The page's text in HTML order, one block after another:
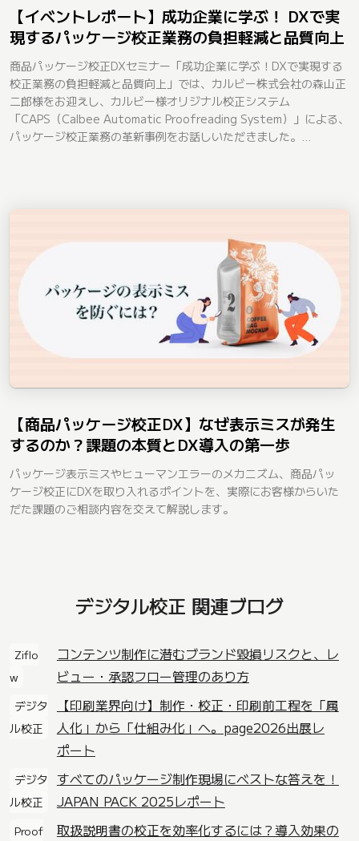
【イベントレポート】成功企業に学ぶ！ DXで実
現するパッケージ校正業務の負担軽減と品質向上
商品パッケージ校正DXセミナー「成功企業に学ぶ！DXで実現する
校正業務の負担軽減と品質向上」では、カルビー株式会社の森山正
二郎様をお迎えし、カルビー様オリジナル校正システム
「CAPS（Calbee Automatic Proofreading System）」による、
パッケージ校正業務の革新事例をお話しいただきました。...
【商品パッケージ校正DX】なぜ表示ミスが発生
するのか？課題の本質とDX導入の第一歩
パッケージ表示ミスやヒューマンエラーのメカニズム、商品パッ
ケージ校正にDXを取り入れるポイントを、実際にお客様からいた
だた課題のご相談内容を交えて解説します。
デジタル校正 関連ブログ
Ziflo
w
コンテンツ制作に潜むブランド毀損リスクと、レ
ビュー・承認フロー管理のあり方
デジタ
ル校正
【印刷業界向け】制作・校正・印刷前工程を「属
人化」から「仕組み化」へ。page2026出展レ
ポート
デジタ
ル校正
すべてのパッケージ制作現場にベストな答えを！
JAPAN PACK 2025レポート
Proof 取扱説明書の校正を効率化するには？導入効果の